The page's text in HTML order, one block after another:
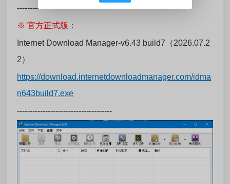
-------------------------------------
※ 官方正式版：
Internet Download Manager-v6.43 build7（2026.07.2
2）
https://download.internetdownloadmanager.com/idma
n643build7.exe
-------------------------------------